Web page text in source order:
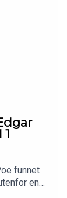
funnet
en
han død,